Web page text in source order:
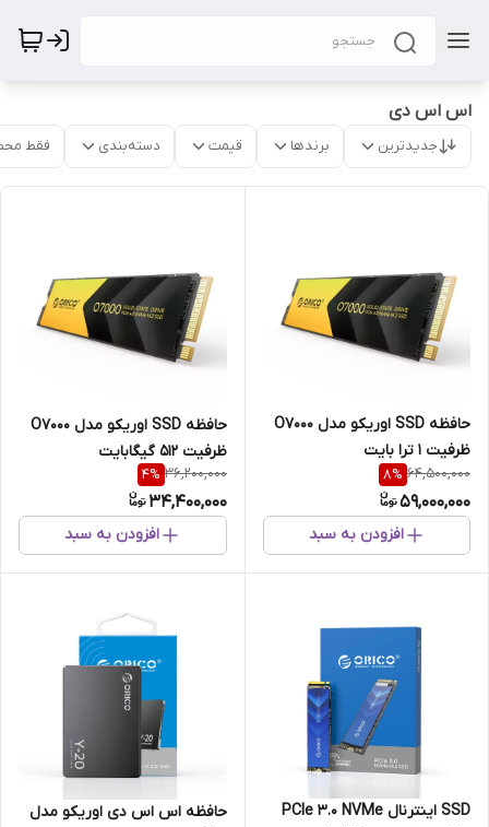
اس اس دی
جدیدترین برندها قیمت دسته‌بندی فقط
حافظه SSD اوریکو مدل O7000
ظرفیت 1 ترا بایت
64,500,000
8%
59,000,000
افزودن به سبد
حافظه SSD اوریکو مدل O7000
ظرفیت ۵۱۲ گیگابایت
36,200,000
4%
34,400,000
افزودن به سبد
SSD اینترنال PCIe 3.0 NVMe
حافظه اس‌ اس‌ دی اوریکو مدل